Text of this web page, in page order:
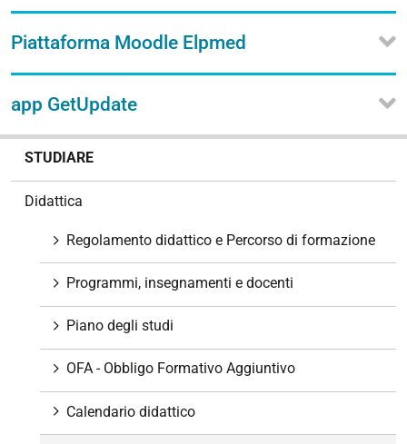
Piattaforma Moodle Elpmed
app GetUpdate
STUDIARE
Didattica
Regolamento didattico e Percorso di formazione
Programmi, insegnamenti e docenti
Piano degli studi
OFA - Obbligo Formativo Aggiuntivo
Calendario didattico